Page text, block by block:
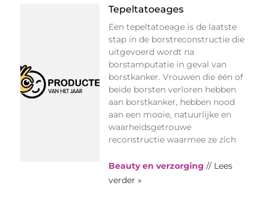
Tepeltatoeages
Een tepeltatoeage is de laatste
stap in de borstreconstructie die
uitgevoerd wordt na
borstamputatie in geval van
borstkanker. Vrouwen die één of
beide borsten verloren hebben
aan borstkanker, hebben nood
aan een mooie, natuurlijke en
waarheidsgetrouwe
reconstructie waarmee ze zich
Beauty en verzorging // Lees
verder »